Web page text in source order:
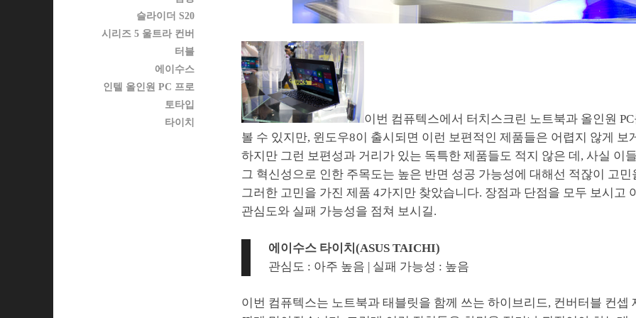
이번 컴퓨텍스에서 터치스크린 노트북과 올인원
볼 수 있지만, 윈도우8이 출시되면 이런 보편적인 제품들은 어렵지 않게 보
하지만 그런 보편성과 거리가 있는 독특한 제품들도 적지 않은 데, 사실 이
그 혁신성으로 인한 주목도는 높은 반면 성공 가능성에 대해선 적잖이 고민
그러한 고민을 가진 제품 4가지만 찾았습니다. 장점과 단점을 모두 보시고
관심도와 실패 가능성을 점쳐 보시길.
에이수스 타이치(ASUS TAICHI)
관심도 : 아주 높음 | 실패 가능성 : 높음
이번 컴퓨텍스는 노트북과 태블릿을 함께 쓰는 하이브리드, 컨버터블 컨셉
슬라이더 S20
시리즈 5 울트라 컨버
터블
에이수스
인텔 올인원 PC 프로
토타입
타이치